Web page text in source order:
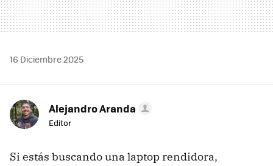
16 Diciembre 2025
Alejandro Aranda
Editor
Si estás buscando una laptop rendidora,